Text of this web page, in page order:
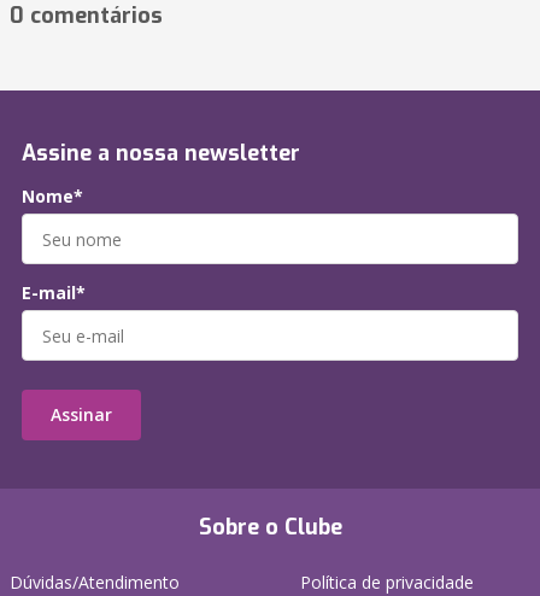
0 comentários
Sobre o Clube
Dúvidas/Atendimento
Política de privacidade
Assine a nossa newsletter
Nome*
E-mail*
Assinar